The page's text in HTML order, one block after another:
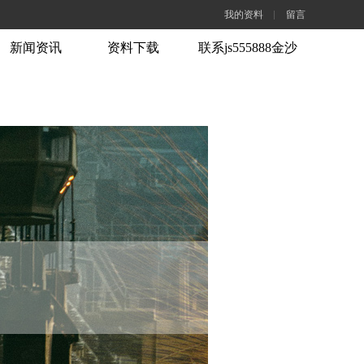
我的资料 留言
新闻资讯 资料下载 联系js555888金沙